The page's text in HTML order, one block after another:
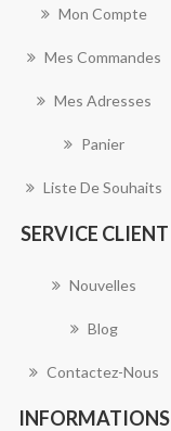
Mon Compte
Mes Commandes
Mes Adresses
Panier
Liste De Souhaits
SERVICE CLIENT
Nouvelles
Blog
Contactez-Nous
INFORMATIONS